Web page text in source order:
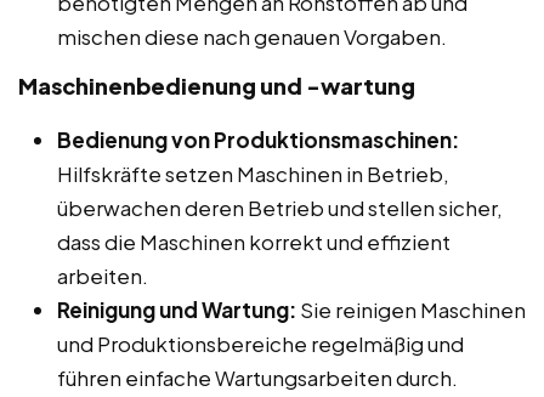
mischen diese nach genauen Vorgaben.
Maschinenbedienung und -wartung
Bedienung von Produktionsmaschinen:
Hilfskräfte setzen Maschinen in Betrieb,
überwachen deren Betrieb und stellen sicher,
dass die Maschinen korrekt und effizient
arbeiten.
Reinigung und Wartung: Sie reinigen Maschinen
und Produktionsbereiche regelmäßig und
führen einfache Wartungsarbeiten durch.